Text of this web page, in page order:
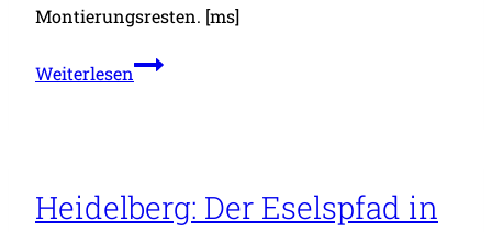
Montierungsresten. [ms]
WeiterlesenInformelle
Heidelberg: Der Eselspfad in